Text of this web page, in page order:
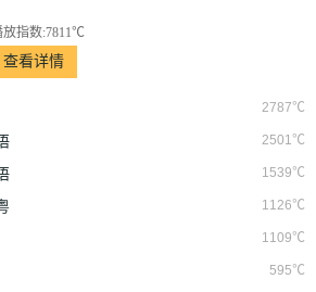
放指数:7811℃
查看详情
2787℃
2501℃
1539℃
1126℃
1109℃
595℃